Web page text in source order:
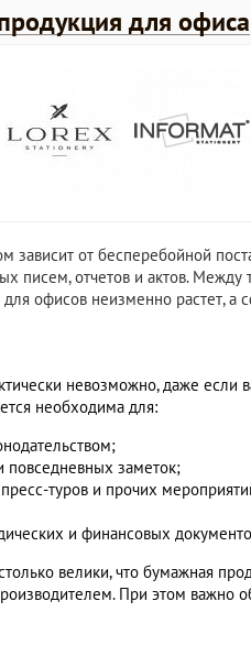
для офиса
зависит от бесперебойной
писем, отчетов и актов.
офисов неизменно растет, а
невозможно, даже
необходима для:
повседневных заметок;
туров и прочих
и финансовых
велики, что бумажная
При этом важно